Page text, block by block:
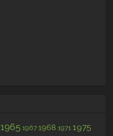
1965 19671968 19711975